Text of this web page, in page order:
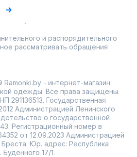
и распорядительного
рассматривать обращения
- интернет-магазин
одежды. Все права защищены.
291136513. Государственная
Администрацией Ленинского
о государственной
Регистрационный номер в
от 12.09.2023 Администрацией
Бреста. Юр. адрес: Республика
17/1.